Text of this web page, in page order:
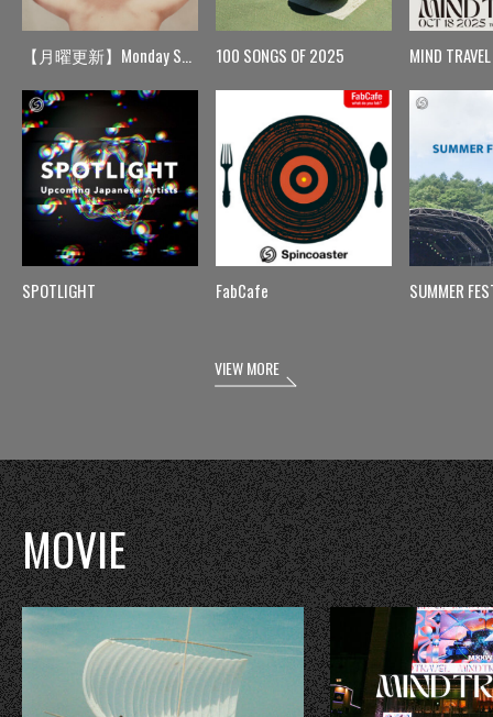
【月曜更新】Monday Spin
SPOTLIGHT
100 SONGS OF 2025
FabCafe
MIND TRAVEL
SUMMER
VIEW MORE
MOVIE